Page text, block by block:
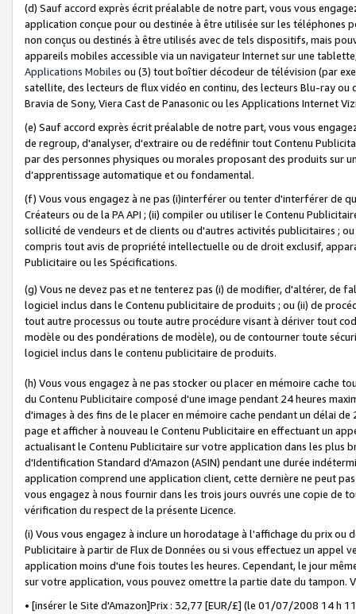
(d) Sauf accord exprès écrit préalable de notre part, vous vous
application conçue pour ou destinée à être utilisée sur les téléphones
non conçus ou destinés à être utilisés avec de tels dispositifs, mais
appareils mobiles accessible via un navigateur Internet sur une
Applications Mobiles ou (3) tout boîtier décodeur de télévision (par
satellite, des lecteurs de flux vidéo en continu, des lecteurs Blu-ray
Bravia de Sony, Viera Cast de Panasonic ou les Applications Internet
(e) Sauf accord exprès écrit préalable de notre part, vous vous
de regroup, d'analyser, d'extraire ou de redéfinir tout Contenu
par des personnes physiques ou morales proposant des produits sur
d’apprentissage automatique et ou fondamental.
(f) Vous vous engagez à ne pas (i)interférer ou tenter d'interférer de
Créateurs ou de la PA API ; (ii) compiler ou utiliser le Contenu
sollicité de vendeurs et de clients ou d'autres activités publicitaires ;
compris tout avis de propriété intellectuelle ou de droit exclusif,
Publicitaire ou les Spécifications.
(g) Vous ne devez pas et ne tenterez pas (i) de modifier, d'altérer, de
logiciel inclus dans le Contenu publicitaire de produits ; ou (ii) de
tout autre processus ou toute autre procédure visant à dériver tout
modèle ou des pondérations de modèle), ou de contourner toute
logiciel inclus dans le contenu publicitaire de produits.
(h) Vous vous engagez à ne pas stocker ou placer en mémoire cache
du Contenu Publicitaire composé d'une image pendant 24 heures
d'images à des fins de le placer en mémoire cache pendant un délai
page et afficher à nouveau le Contenu Publicitaire en effectuant un
actualisant le Contenu Publicitaire sur votre application dans les plus
d'Identification Standard d'Amazon (ASIN) pendant une durée
application comprend une application client, cette dernière ne peut
vous engagez à nous fournir dans les trois jours ouvrés une copie de
vérification du respect de la présente Licence.
(i) Vous vous engagez à inclure un horodatage à l'affichage du prix
Publicitaire à partir de Flux de Données ou si vous effectuez un appel
application moins d'une fois toutes les heures. Cependant, le jour
sur votre application, vous pouvez omettre la partie date du tampon.
• [insérer le Site d'Amazon]Prix : 32,77 [EUR/£] (le 01/07/2008 14 h